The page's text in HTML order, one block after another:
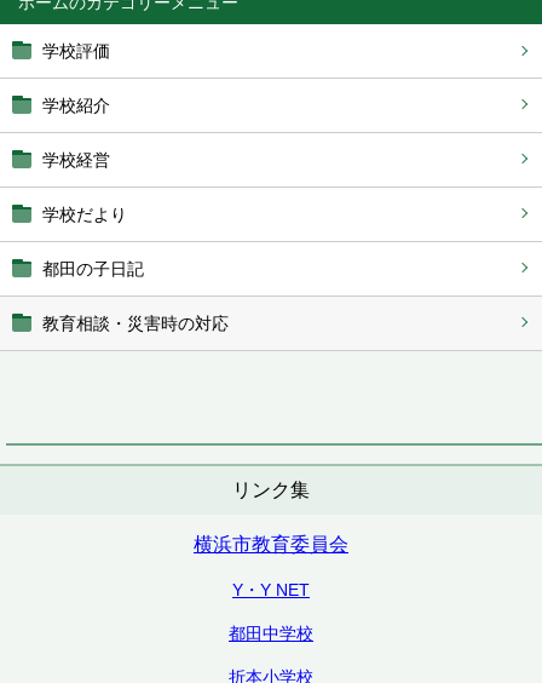
学校評価
学校紹介
学校経営
学校だより
都田の子日記
教育相談・災害時の対応
リンク集
横浜市教育委員会
Y・Y NET
都田中学校
折本小学校